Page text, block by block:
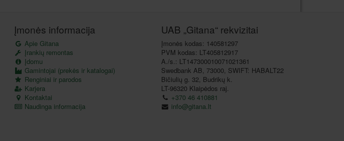
Įmonės informacija
Apie Gitana
Įrankių remontas
Įdomu
Gamintojai (prekės ir katalogai)
Renginiai ir parodos
Karjera
Kontaktai
Naudinga informacija
UAB „Gitana“ rekvizitai
Įmonės kodas: 140581297
PVM kodas: LT405812917
A./s.: LT147300010071021361
Swedbank AB, 73000, SWIFT: HABALT22
Bičiulių g. 32, Budrikų k.
LT-96320 Klaipėdos raj.
+370 46 410881
info@gitana.lt